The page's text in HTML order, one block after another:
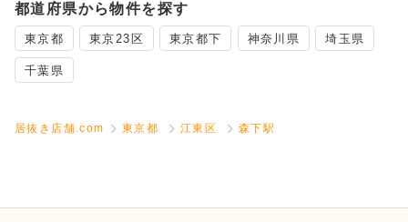
都道府県から物件を探す
東京都 東京23区 東京都下 神奈川県 埼玉県
千葉県
居抜き店舗.com 東京都 江東区 森下駅